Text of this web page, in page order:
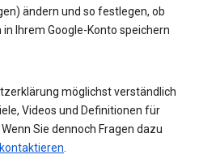
ändern und so festlegen, ob
Ihrem Google-Konto speichern
möglichst verständlich
Videos und Definitionen für
Sie dennoch Fragen dazu